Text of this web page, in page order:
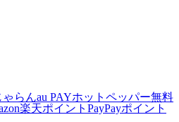
ゃらんau PAYホットペッパー無料
楽天ポイント PayPayポイント